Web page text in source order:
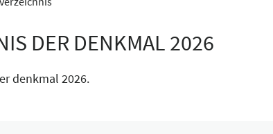
DER DENKMAL 2026
denkmal 2026.